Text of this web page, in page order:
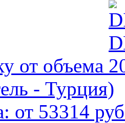
от объема
- Турция)
от 53314